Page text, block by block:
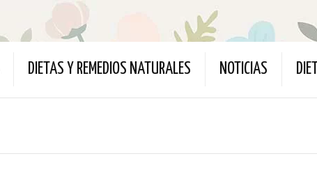
DIETAS Y REMEDIOS NATURALES NOTICIAS